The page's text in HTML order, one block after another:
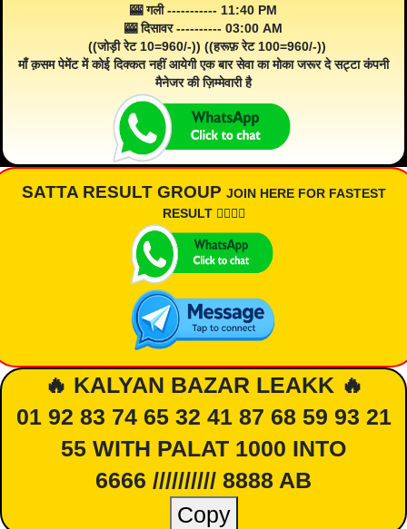
🎰 गली ----------- 11:40 PM
🎰 दिसावर ---------- 03:00 AM
((जोड़ी रेट 10=960/-)) ((हरूफ़ रेट 100=960/-))
माँ क़सम पेमेंट में कोई दिक्कत नहीं आयेगी एक बार सेवा का मोका जरूर दे सट्टा कंपनी
मैनेजर की ज़िम्मेवारी है
SATTA RESULT GROUP JOIN HERE FOR FASTEST
RESULT 👇🏾👇🏾
🔥 KALYAN BAZAR LEAKK 🔥
01 92 83 74 65 32 41 87 68 59 93 21
55 WITH PALAT 1000 INTO
6666 ////////// 8888 AB
Copy